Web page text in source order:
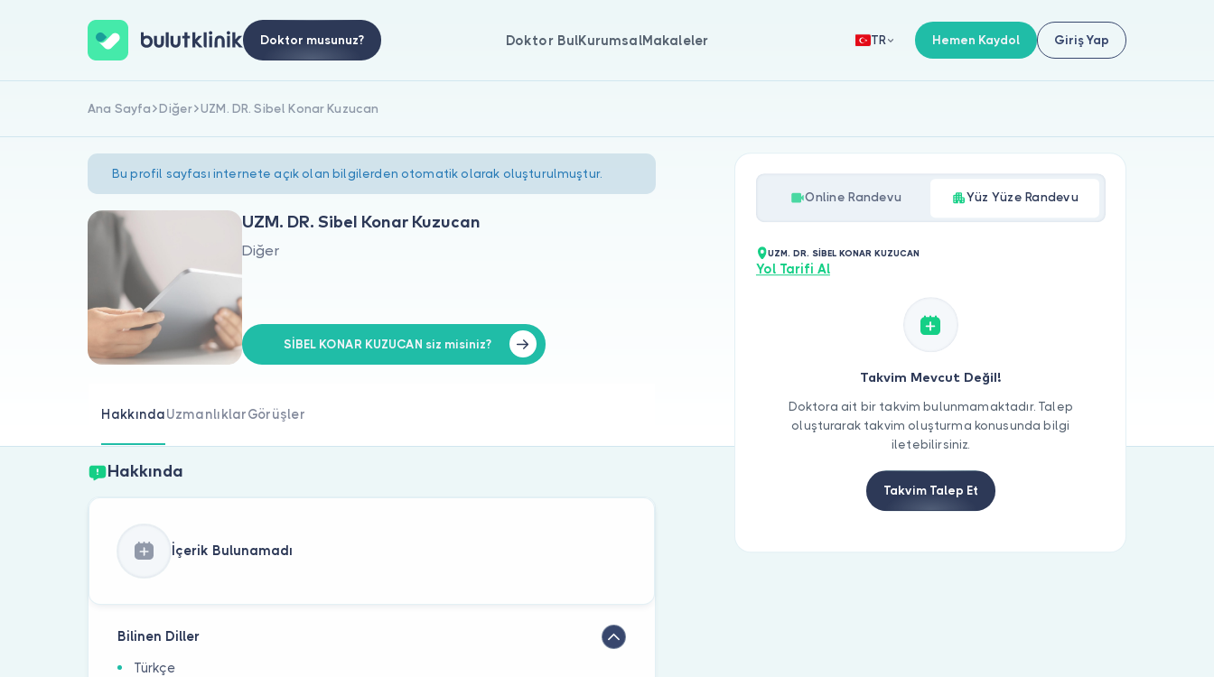
Doktor musunuz? Doktor BulKurumsalMakaleler TR Hemen Kaydol Giriş Yap
Ana Sayfa Diğer UZM. DR. Sibel Konar Kuzucan
Bu profil sayfası internete açık olan bilgilerden otomatik olarak oluşturulmuştur.
UZM. DR. Sibel Konar Kuzucan
Diğer
SİBEL KONAR KUZUCAN siz misiniz?
HakkındaUzmanlıklarGörüşler
Hakkında
İçerik Bulunamadı
Bilinen Diller
Türkçe
Online Randevu Yüz Yüze Randevu
UZM. DR. SİBEL KONAR KUZUCAN
Yol Tarifi Al
Takvim Mevcut Değil!
Doktora ait bir takvim bulunmamaktadır. Talep
oluşturarak takvim oluşturma konusunda bilgi
iletebilirsiniz.
Takvim Talep Et